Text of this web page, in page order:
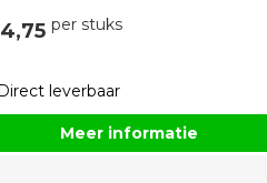
per stuks
leverbaar
Meer informatie